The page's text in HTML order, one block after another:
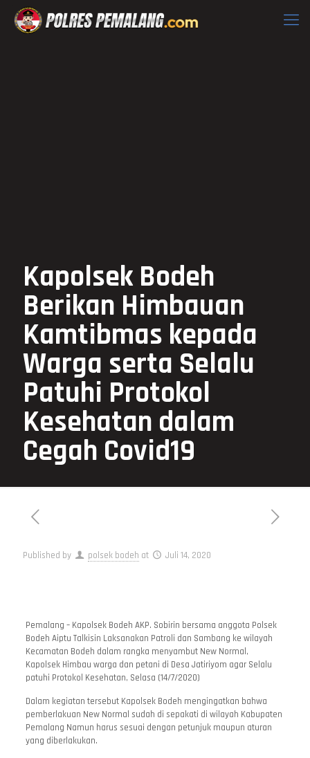
Kapolsek Bodeh
Berikan Himbauan
Kamtibmas kepada
Warga serta Selalu
Patuhi Protokol
Kesehatan dalam
Cegah Covid19
Published by polsek bodeh at Juli 14, 2020
Pemalang – Kapolsek Bodeh AKP. Sobirin bersama anggota Polsek
Bodeh Aiptu Talkisin Laksanakan Patroli dan Sambang ke wilayah
Kecamatan Bodeh dalam rangka menyambut New Normal,
Kapolsek Himbau warga dan petani di Desa Jatiriyom agar Selalu
patuhi Protokol Kesehatan, Selasa (14/7/2020)
Dalam kegiatan tersebut Kapolsek Bodeh mengingatkan bahwa
pemberlakuan New Normal sudah di sepakati di wilayah Kabupaten
Pemalang Namun harus sesuai dengan petunjuk maupun aturan
yang diberlakukan.